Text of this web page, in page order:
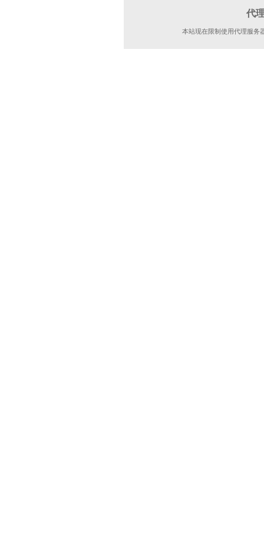
代
本站现在限制使用代理服务